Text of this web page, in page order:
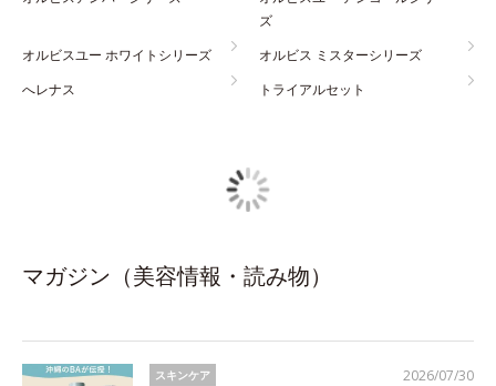
ズ
オルビスユー ホワイトシリーズ
オルビス ミスターシリーズ
へレナス
トライアルセット
マガジン（美容情報・読み物）
スキンケア 2026/07/30